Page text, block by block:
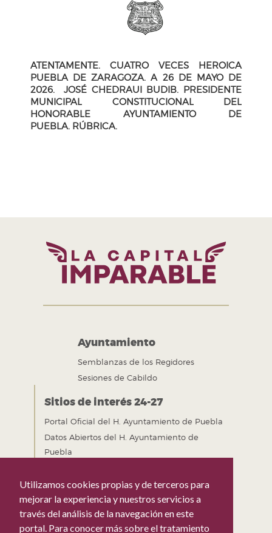
Utilizamos cookies propias y de terceros para
mejorar la experiencia y nuestros servicios a
través del análisis de la navegación en este
portal. Para conocer más sobre el tratamiento
ATENTAMENTE. CUATRO VECES HEROICA
PUEBLA DE ZARAGOZA. A 26 DE MAYO DE
2026. JOSÉ CHEDRAUI BUDIB. PRESIDENTE
MUNICIPAL CONSTITUCIONAL DEL
HONORABLE AYUNTAMIENTO DE
PUEBLA. RÚBRICA.
Ayuntamiento
Semblanzas de los Regidores
Sesiones de Cabildo
Sitios de interés 24-27
Portal Oficial del H. Ayuntamiento de Puebla
Datos Abiertos del H. Ayuntamiento de
Puebla
Puebla
Mejora Regulatoria del H. Ayuntamiento de
Puebla